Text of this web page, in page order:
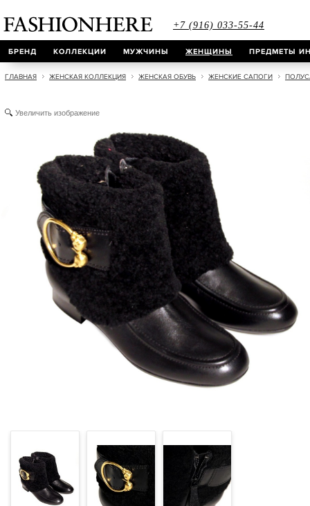
+7 (916) 033-55-44
БРЕНД КОЛЛЕКЦИИ МУЖЧИНЫ ЖЕНЩИНЫ ПРЕДМЕТЫ
ГЛАВНАЯ ЖЕНСКАЯ КОЛЛЕКЦИЯ ЖЕНСКАЯ ОБУВЬ ЖЕНСКИЕ САПОГИ
Увеличить изображение